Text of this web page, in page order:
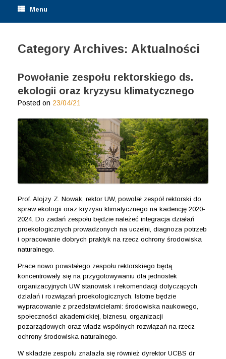
Menu
Category Archives: Aktualności
Powołanie zespołu rektorskiego ds.
ekologii oraz kryzysu klimatycznego
Posted on 23/04/21
Prof. Alojzy Z. Nowak, rektor UW, powołał zespół rektorski do
spraw ekologii oraz kryzysu klimatycznego na kadencję 2020-
2024. Do zadań zespołu będzie należeć integracja działań
proekologicznych prowadzonych na uczelni, diagnoza potrzeb
i opracowanie dobrych praktyk na rzecz ochrony środowiska
naturalnego.
Prace nowo powstałego zespołu rektorskiego będą
koncentrowały się na przygotowywaniu dla jednostek
organizacyjnych UW stanowisk i rekomendacji dotyczących
działań i rozwiązań proekologicznych. Istotne będzie
wypracowanie z przedstawicielami: środowiska naukowego,
społeczności akademickiej, biznesu, organizacji
pozarządowych oraz władz wspólnych rozwiązań na rzecz
ochrony środowiska naturalnego.
W składzie zespołu znalazła się również dyrektor UCBS dr